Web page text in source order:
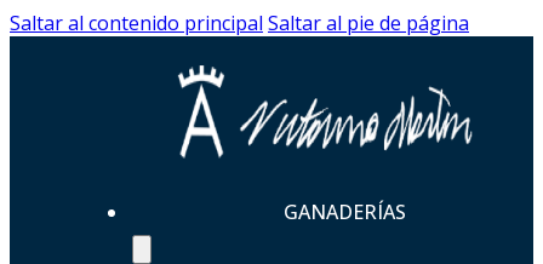
Saltar al contenido principal Saltar al pie de página
GANADERÍAS